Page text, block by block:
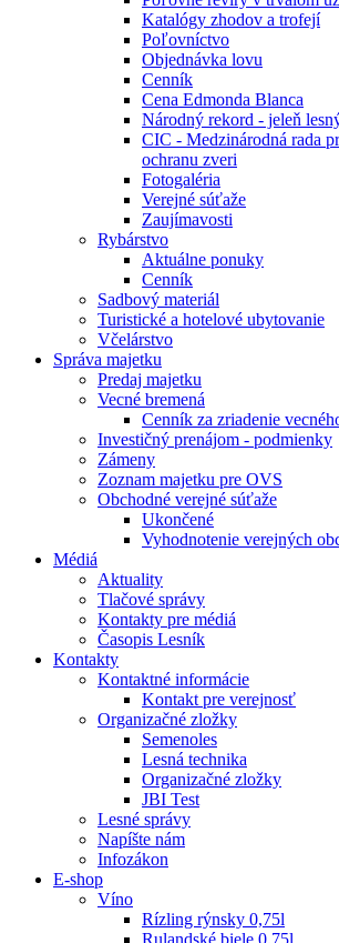
Katalógy zhodov a trofejí
Poľovníctvo
Objednávka lovu
Cenník
Cena Edmonda Blanca
Národný rekord - jeleň
CIC - Medzinárodná rada
ochranu zveri
Fotogaléria
Verejné súťaže
Zaujímavosti
Rybárstvo
Aktuálne ponuky
Cenník
Sadbový materiál
Turistické a hotelové ubytovanie
Včelárstvo
Správa majetku
Predaj majetku
Vecné bremená
Cenník za zriadenie
Investičný prenájom - podmienky
Zámeny
Zoznam majetku pre OVS
Obchodné verejné súťaže
Ukončené
Vyhodnotenie verejných
Médiá
Aktuality
Tlačové správy
Kontakty pre médiá
Časopis Lesník
Kontakty
Kontaktné informácie
Kontakt pre verejnosť
Organizačné zložky
Semenoles
Lesná technika
Organizačné zložky
JBI Test
Lesné správy
Napíšte nám
Infozákon
E-shop
Víno
Rízling rýnsky 0,75l
Rulandské biele 0,75l